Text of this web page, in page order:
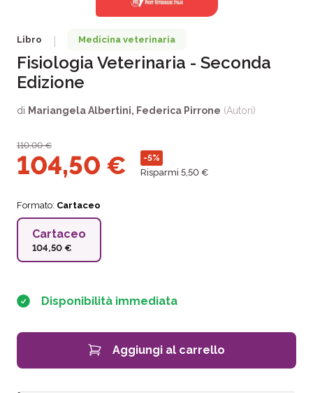
Libro Medicina veterinaria
Fisiologia Veterinaria - Seconda
Edizione
di Mariangela Albertini, Federica Pirrone (Autori)
110,00€
104,50 € -5%
Risparmi 5,50 €
Formato: Cartaceo
Cartaceo
104,50 €
Disponibilità immediata
Aggiungi al carrello